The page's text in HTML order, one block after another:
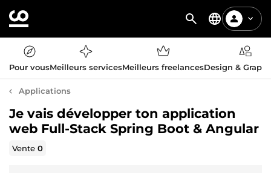
Pour vousMeilleurs servicesMeilleurs freelancesDesign &
Applications
Je vais développer ton application
web Full-Stack Spring Boot & Angular
Vente0